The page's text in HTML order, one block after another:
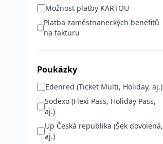
Možnost platby KARTOU
Platba zaměstnaneckých benefitů
na fakturu
Poukázky
Edenred (Ticket Multi, Holiday, aj.)
Sodexo (Flexi Pass, Holiday Pass,
aj.)
Up Česká republika (Šek dovolená,
aj.)